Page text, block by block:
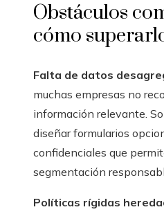
Obstáculos
cómo
Falta de datos
muchas empresas no
información relevante.
diseñar formularios
confidenciales que
segmentación
Políticas rígidas